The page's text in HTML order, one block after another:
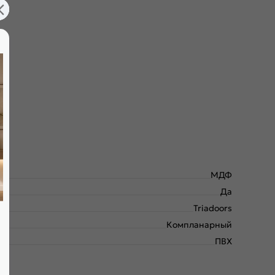
МДФ
Да
Triadoors
Компланарный
ПВХ